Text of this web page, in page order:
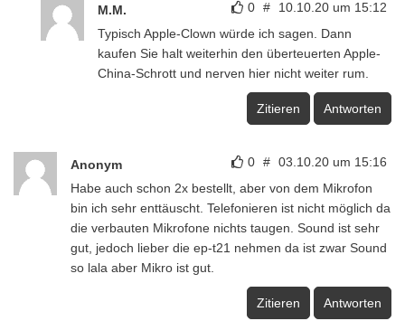
0 # 10.10.20 um 15:12
M.M.
Typisch Apple-Clown würde ich sagen. Dann
kaufen Sie halt weiterhin den überteuerten Apple-
China-Schrott und nerven hier nicht weiter rum.
Zitieren Antworten
0 # 03.10.20 um 15:16
Anonym
Habe auch schon 2x bestellt, aber von dem Mikrofon
bin ich sehr enttäuscht. Telefonieren ist nicht möglich da
die verbauten Mikrofone nichts taugen. Sound ist sehr
gut, jedoch lieber die ep-t21 nehmen da ist zwar Sound
so lala aber Mikro ist gut.
Zitieren Antworten